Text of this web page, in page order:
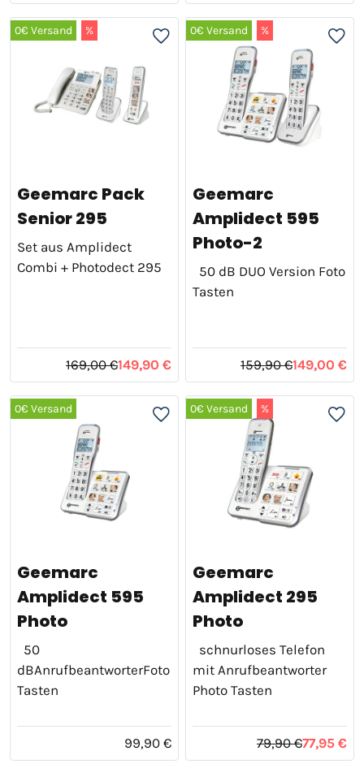
0€ Versand %
Geemarc Pack
Senior 295
Set aus Amplidect
Combi + Photodect 295
169,00 €149,90 €
0€ Versand %
Geemarc
Amplidect 595
Photo-2
50 dB DUO Version Foto
Tasten
159,90 €149,00 €
0€ Versand
Geemarc
Amplidect 595
Photo
50
dBAnrufbeantworterFoto
Tasten
99,90 €
0€ Versand %
Geemarc
Amplidect 295
Photo
schnurloses Telefon
mit Anrufbeantworter
Photo Tasten
79,90 €77,95 €